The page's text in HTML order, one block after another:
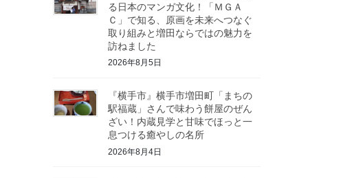
る日本のマンガ文化！「ＭＧＡ
Ｃ」で知る、原画を未来へつなぐ
取り組みと増田ならではの魅力を
訪ねました
2026年8月5日
『横手市』横手市増田町「まちの
駅福蔵」さんで味わう餅屋のぜん
ざい！内蔵見学と甘味でほっと一
息つける癒やしの名所
2026年8月4日